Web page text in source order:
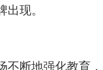
现。
断地强化教育，